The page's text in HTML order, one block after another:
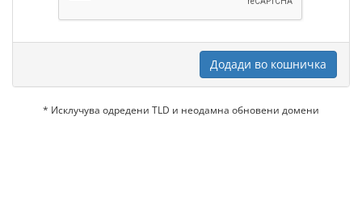
Додади во кошничка
* Исклучува одредени TLD и неодамна обновени домени